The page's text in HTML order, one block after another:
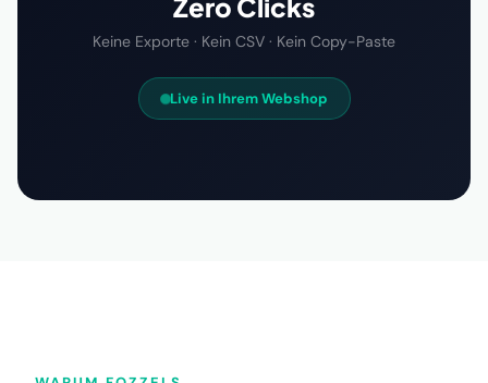
Zero Clicks
Keine Exporte · Kein CSV · Kein Copy-Paste
Live in Ihrem Webshop